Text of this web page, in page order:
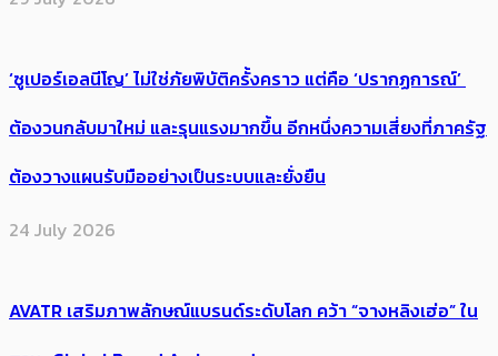
‘ซูเปอร์เอลนีโญ’ ไม่ใช่ภัยพิบัติครั้งคราว แต่คือ ‘ปรากฏการณ์’ ​
ต้อง​วนกลับมาใหม่ และรุนแรงมากขึ้น อีกหนึ่งความเสี่ยงที่ภาครัฐ
ต้องวางแผนรับมืออย่างเป็นระบบและยั่งยืน
24 July 2026
AVATR เสริมภาพลักษณ์แบรนด์ระดับโลก คว้า “จางหลิงเฮ่อ” ใน